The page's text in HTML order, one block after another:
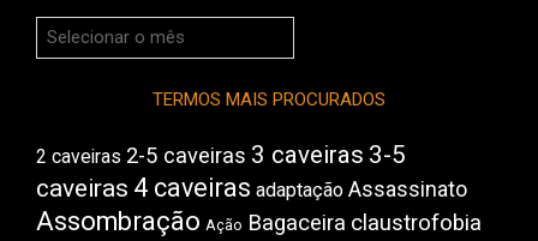
Arquivos
do
TERMOS MAIS PROCURADOS
2 caveiras 2-5 caveiras 3 caveiras 3-5
caveiras 4 caveiras adaptação Assassinato
Assombração Ação Bagaceira claustrofobia